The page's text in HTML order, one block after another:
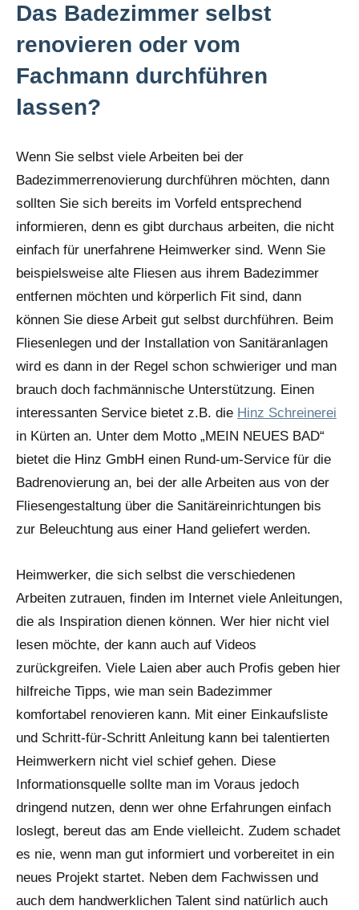
Das Badezimmer selbst
renovieren oder vom
Fachmann durchführen
lassen?
Wenn Sie selbst viele Arbeiten bei der
Badezimmerrenovierung durchführen möchten, dann
sollten Sie sich bereits im Vorfeld entsprechend
informieren, denn es gibt durchaus arbeiten, die nicht
einfach für unerfahrene Heimwerker sind. Wenn Sie
beispielsweise alte Fliesen aus ihrem Badezimmer
entfernen möchten und körperlich Fit sind, dann
können Sie diese Arbeit gut selbst durchführen. Beim
Fliesenlegen und der Installation von Sanitäranlagen
wird es dann in der Regel schon schwieriger und man
brauch doch fachmännische Unterstützung. Einen
interessanten Service bietet z.B. die Hinz Schreinerei
in Kürten an. Unter dem Motto „MEIN NEUES BAD“
bietet die Hinz GmbH einen Rund-um-Service für die
Badrenovierung an, bei der alle Arbeiten aus von der
Fliesengestaltung über die Sanitäreinrichtungen bis
zur Beleuchtung aus einer Hand geliefert werden.
Heimwerker, die sich selbst die verschiedenen
Arbeiten zutrauen, finden im Internet viele Anleitungen,
die als Inspiration dienen können. Wer hier nicht viel
lesen möchte, der kann auch auf Videos
zurückgreifen. Viele Laien aber auch Profis geben hier
hilfreiche Tipps, wie man sein Badezimmer
komfortabel renovieren kann. Mit einer Einkaufsliste
und Schritt-für-Schritt Anleitung kann bei talentierten
Heimwerkern nicht viel schief gehen. Diese
Informationsquelle sollte man im Voraus jedoch
dringend nutzen, denn wer ohne Erfahrungen einfach
loslegt, bereut das am Ende vielleicht. Zudem schadet
es nie, wenn man gut informiert und vorbereitet in ein
neues Projekt startet. Neben dem Fachwissen und
auch dem handwerklichen Talent sind natürlich auch